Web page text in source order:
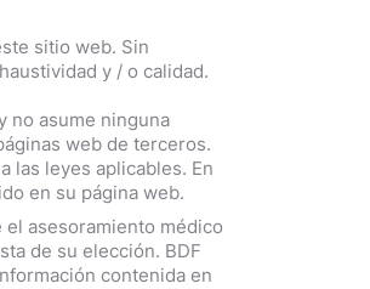
sitio web. Sin
y / o calidad.
no asume ninguna
web de terceros.
las leyes aplicables. En
en su página web.
asesoramiento médico
de su elección. BDF
contenida en